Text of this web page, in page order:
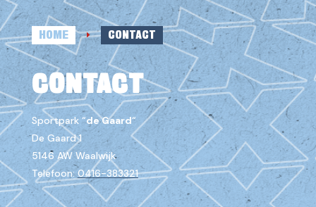
HOME E CONTACT
CONTACT
Sportpark “de Gaard“
De Gaard 1
5146 AW Waalwijk
Telefoon: 0416-383321